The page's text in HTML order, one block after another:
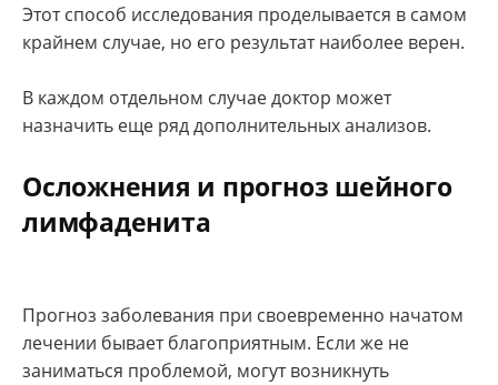
Этот способ исследования проделывается в самом
крайнем случае, но его результат наиболее верен.
В каждом отдельном случае доктор может
назначить еще ряд дополнительных анализов.
Осложнения и прогноз шейного
лимфаденита
Прогноз заболевания при своевременно начатом
лечении бывает благоприятным. Если же не
заниматься проблемой, могут возникнуть